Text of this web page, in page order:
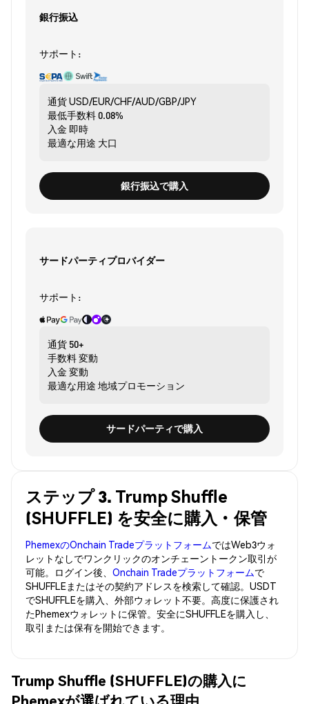
銀行振込
サポート:
通貨USD/EUR/CHF/AUD/GBP/JPY
最低手数料0.08%
入金 即時
最適な用途 大口
銀行振込で購入
サードパーティプロバイダー
サポート:
通貨 50+
手数料変動
入金 変動
最適な用途 地域プロモーション
サードパーティで購入
ステップ 3. Trump Shuffle
(SHUFFLE) を安全に購入・保管
PhemexのOnchain TradeプラットフォームではWeb3ウォ
レットなしでワンクリックのオンチェーントークン取引が
可能。ログイン後、 Onchain Tradeプラットフォームで
SHUFFLEまたはその契約アドレスを検索して確認。USDT
でSHUFFLEを購入、外部ウォレット不要。高度に保護され
たPhemexウォレットに保管。安全にSHUFFLEを購入し、
取引または保有を開始できます。
Trump Shuffle (SHUFFLE)の購入に